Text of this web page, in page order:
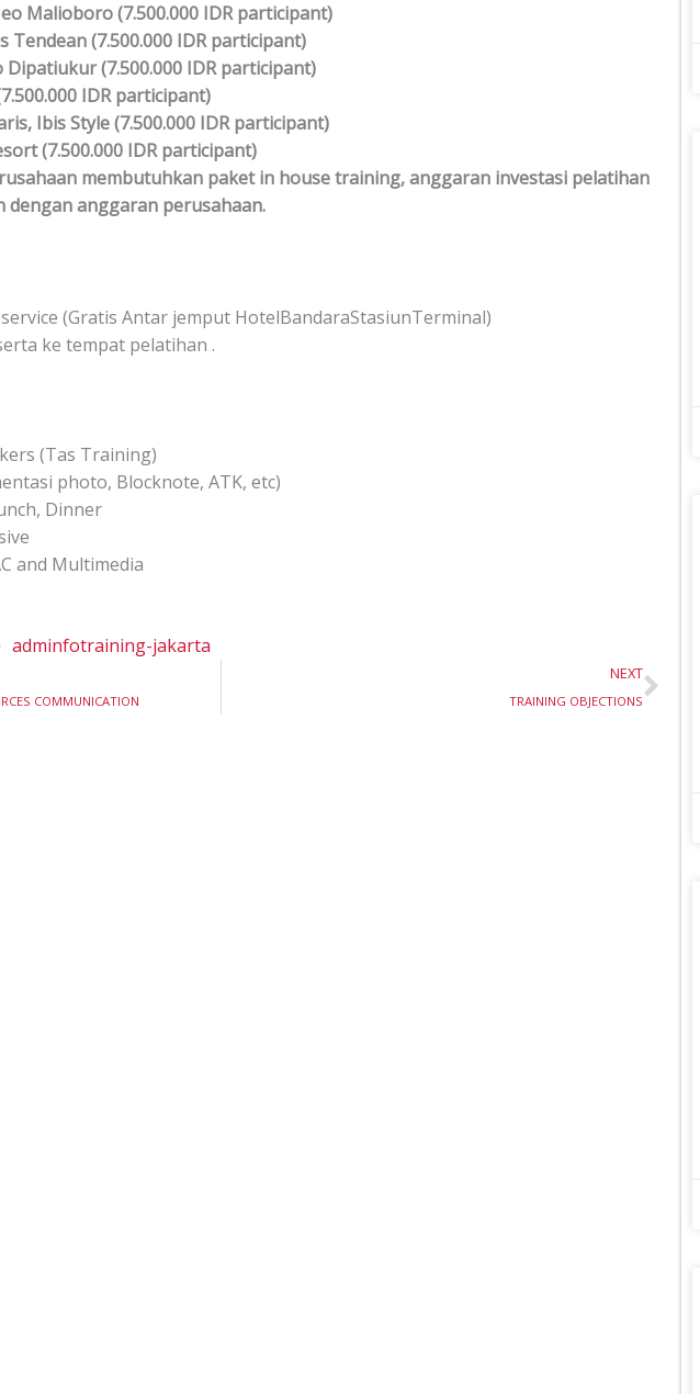
Malioboro (7.500.000 IDR participant)
Tendean (7.500.000 IDR participant)
Dipatiukur (7.500.000 IDR participant)
IDR participant)
Ibis Style (7.500.000 IDR participant)
(7.500.000 IDR participant)
membutuhkan paket in house training, anggaran investasi pelatihan
dengan anggaran perusahaan.
(Gratis Antar jemput HotelBandaraStasiunTerminal)
ke tempat pelatihan .
(Tas Training)
photo, Blocknote, ATK, etc)
Dinner
and Multimedia
adminfotraining-jakarta
COMMUNICATION
NEXT
TRAINING OBJECTIONS
Next